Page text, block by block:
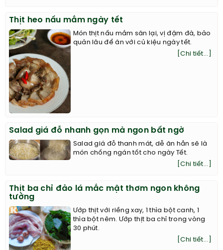
Thịt heo nấu mắm ngày tết
Món thịt nấu mắm săn lại, vị đậm đà, bảo
quản lâu để ăn với củ kiệu ngày tết.
[Chi tiết...]
Salad giá đỗ nhanh gọn mà ngon bất ngờ
Salad giá đỗ thanh mát, dễ ăn hẳn sẽ là
món chống ngán tốt cho ngày Tết.
[Chi tiết...]
Thịt ba chỉ đảo lá mắc mật thơm ngon không
tưởng
Ướp thịt với riềng xay, 1 thìa bột canh, 1
thìa bột nêm. Ướp thịt ba chỉ trong vòng
30 phút.
[Chi tiết...]